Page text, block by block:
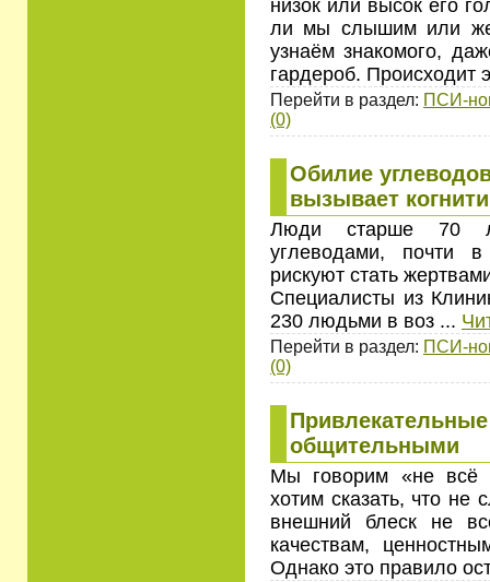
низок или высок его
ли мы слышим или
узнаём знакомого,
гардероб. Происходит
Перейти в раздел: ПСИ-
(0)
Обилие
вызывает
Люди старше 70
углеводами, почти
рискуют стать
Специалисты из
230 людьми в воз ...
Перейти в раздел: ПСИ-
(0)
общительными
Мы говорим «не всё
хотим сказать, что не
внешний блеск не
качествам,
Однако это правило